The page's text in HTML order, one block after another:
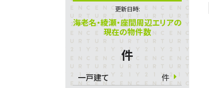
更新日時:
海老名・綾瀬・座間周辺エリアの
現在の物件数
件
一戸建て
件